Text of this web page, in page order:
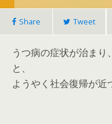
Share Tweet
うつ病の症状が治まり
と、
ようやく社会復帰が近